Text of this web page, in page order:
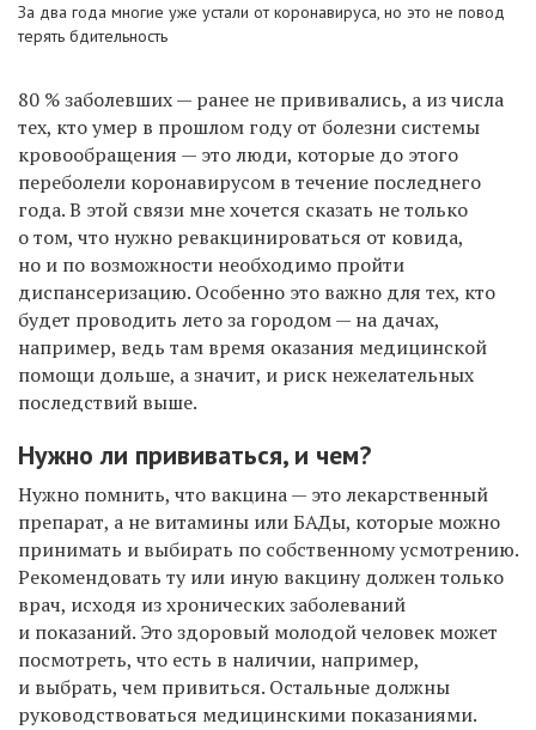
За два года многие уже устали от коронавируса, но это не повод
терять бдительность
80 % заболевших — ранее не прививались, а из числа
тех, кто умер в прошлом году от болезни системы
кровообращения — это люди, которые до этого
переболели коронавирусом в течение последнего
года. В этой связи мне хочется сказать не только
о том, что нужно ревакцинироваться от ковида,
но и по возможности необходимо пройти
диспансеризацию. Особенно это важно для тех, кто
будет проводить лето за городом — на дачах,
например, ведь там время оказания медицинской
помощи дольше, а значит, и риск нежелательных
последствий выше.
Нужно ли прививаться, и чем?
Нужно помнить, что вакцина — это лекарственный
препарат, а не витамины или БАДы, которые можно
принимать и выбирать по собственному усмотрению.
Рекомендовать ту или иную вакцину должен только
врач, исходя из хронических заболеваний
и показаний. Это здоровый молодой человек может
посмотреть, что есть в наличии, например,
и выбрать, чем привиться. Остальные должны
руководствоваться медицинскими показаниями.